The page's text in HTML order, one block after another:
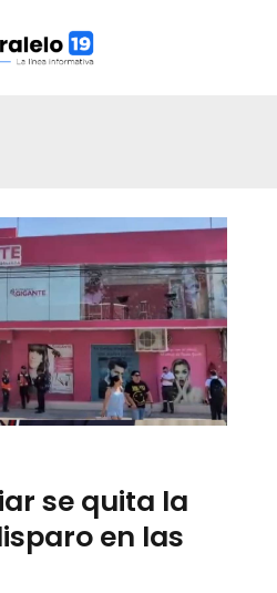
se quita la
en las